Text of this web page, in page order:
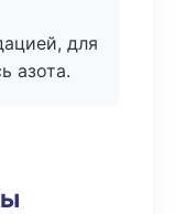
для
азота.